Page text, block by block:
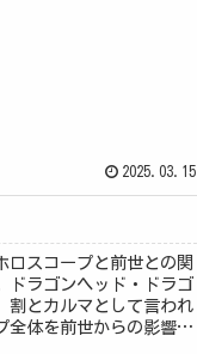
2025.03.15
ロスコープと前世との関
ドラゴンヘッド・ドラゴ
割とカルマとして言われ
全体を前世からの影響と